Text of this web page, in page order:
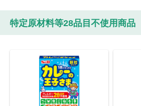
特定原材料等28品目不使用商品